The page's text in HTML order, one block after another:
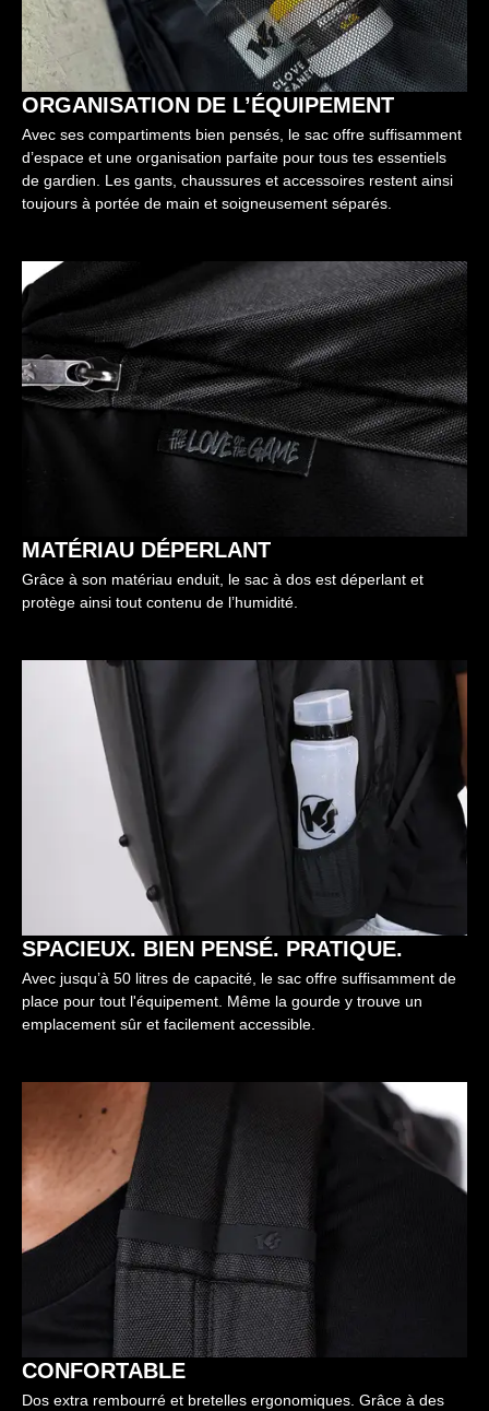
ORGANISATION DE L’ÉQUIPEMENT
Avec ses compartiments bien pensés, le sac offre suffisamment
d’espace et une organisation parfaite pour tous tes essentiels
de gardien. Les gants, chaussures et accessoires restent ainsi
toujours à portée de main et soigneusement séparés.
MATÉRIAU DÉPERLANT
Grâce à son matériau enduit, le sac à dos est déperlant et
protège ainsi tout contenu de l’humidité.
SPACIEUX. BIEN PENSÉ. PRATIQUE.
Avec jusqu’à 50 litres de capacité, le sac offre suffisamment de
place pour tout l'équipement. Même la gourde y trouve un
emplacement sûr et facilement accessible.
CONFORTABLE
Dos extra rembourré et bretelles ergonomiques. Grâce à des